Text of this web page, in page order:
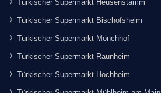
Türkischer Supermarkt Heusenstamm
Türkischer Supermarkt Bischofsheim
Türkischer Supermarkt Mönchhof
Türkischer Supermarkt Raunheim
Türkischer Supermarkt Hochheim